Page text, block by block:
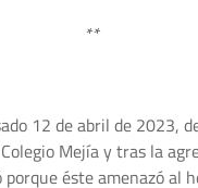
**
12 de abril de 2023,
Mejía y tras la
éste amenazó al